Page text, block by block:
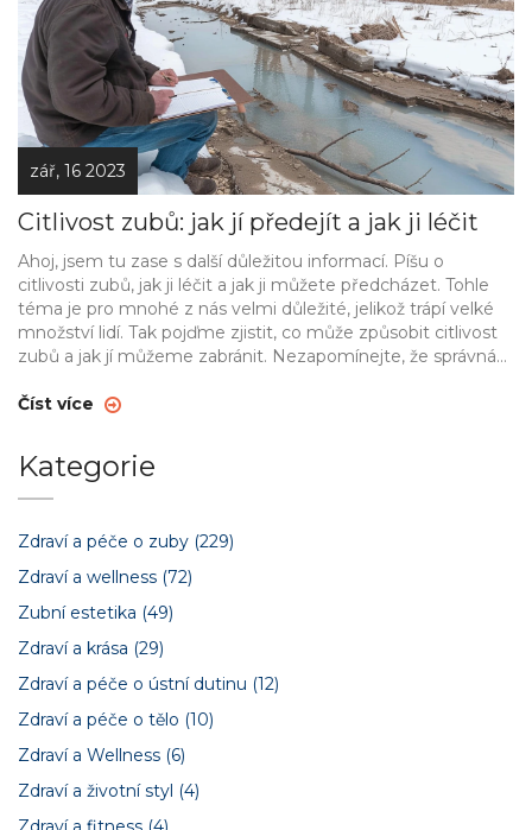
zář, 16 2023
Citlivost zubů: jak jí předejít a jak ji léčit
Ahoj, jsem tu zase s další důležitou informací. Píšu o
citlivosti zubů, jak ji léčit a jak ji můžete předcházet. Tohle
téma je pro mnohé z nás velmi důležité, jelikož trápí velké
množství lidí. Tak pojďme zjistit, co může způsobit citlivost
zubů a jak jí můžeme zabránit. Nezapomínejte, že správná
Číst více
Kategorie
Zdraví a péče o zuby (229)
Zdraví a wellness (72)
Zubní estetika (49)
Zdraví a krása (29)
Zdraví a péče o ústní dutinu (12)
Zdraví a péče o tělo (10)
Zdraví a Wellness (6)
Zdraví a životní styl (4)